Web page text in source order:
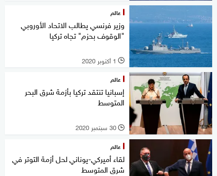
عالم
وزير فرنسي يطالب الاتحاد الأوروبي
"الوقوف بحزم" تجاه تركيا
l 1 أكتوبر 2020
عالم
إسبانيا تنتقد تركيا بأزمة شرق البحر
المتوسط
l 30 سبتمبر 2020
عالم
لقاء أميركي-يوناني لحل أزمة التوتر في
شرق المتوسط